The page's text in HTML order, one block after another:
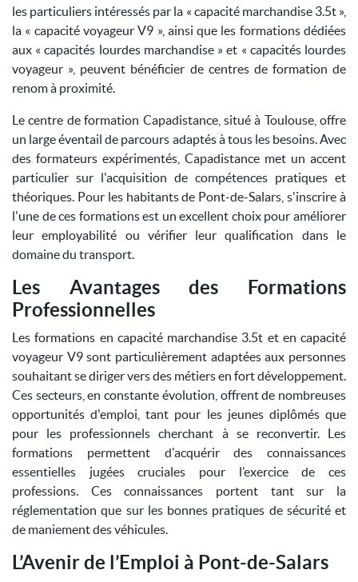
les particuliers intéressés par la « capacité marchandise 3.5t »,
la « capacité voyageur V9 », ainsi que les formations dédiées
aux « capacités lourdes marchandise » et « capacités lourdes
voyageur », peuvent bénéficier de centres de formation de
renom à proximité.
Le centre de formation Capadistance, situé à Toulouse, offre
un large éventail de parcours adaptés à tous les besoins. Avec
des formateurs expérimentés, Capadistance met un accent
particulier sur l'acquisition de compétences pratiques et
théoriques. Pour les habitants de Pont-de-Salars, s'inscrire à
l'une de ces formations est un excellent choix pour améliorer
leur employabilité ou vérifier leur qualification dans le
domaine du transport.
Les Avantages des Formations
Professionnelles
Les formations en capacité marchandise 3.5t et en capacité
voyageur V9 sont particulièrement adaptées aux personnes
souhaitant se diriger vers des métiers en fort développement.
Ces secteurs, en constante évolution, offrent de nombreuses
opportunités d'emploi, tant pour les jeunes diplômés que
pour les professionnels cherchant à se reconvertir. Les
formations permettent d'acquérir des connaissances
essentielles jugées cruciales pour l’exercice de ces
professions. Ces connaissances portent tant sur la
réglementation que sur les bonnes pratiques de sécurité et
de maniement des véhicules.
L’Avenir de l’Emploi à Pont-de-Salars